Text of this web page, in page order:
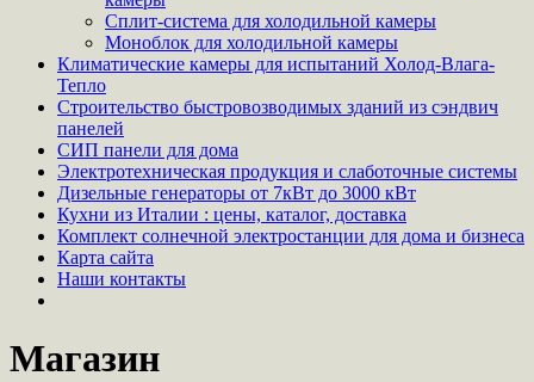
Сплит-система для холодильной камеры
Моноблок для холодильной камеры
Климатические камеры для испытаний Холод-Влага-
Тепло
Строительство быстровозводимых зданий из сэндвич
панелей
СИП панели для дома
Электротехническая продукция и слаботочные системы
Дизельные генераторы от 7кВт до 3000 кВт
Кухни из Италии : цены, каталог, доставка
Комплект солнечной электростанции для дома и бизнеса
Карта сайта
Наши контакты
Магазин